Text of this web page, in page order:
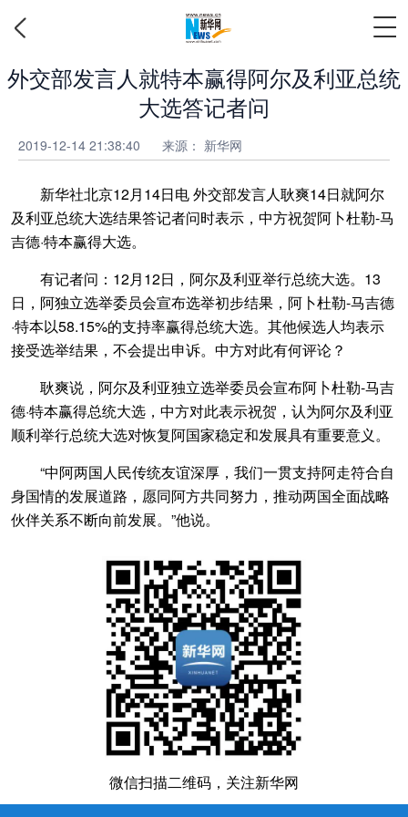
外交部发言人就特本赢得阿尔及利亚总统
大选答记者问
2019-12-14 21:38:40 来源： 新华网
新华社北京12月14日电 外交部发言人耿爽14日就阿尔
及利亚总统大选结果答记者问时表示，中方祝贺阿卜杜勒-马
吉德·特本赢得大选。
有记者问：12月12日，阿尔及利亚举行总统大选。13
日，阿独立选举委员会宣布选举初步结果，阿卜杜勒-马吉德
·特本以58.15%的支持率赢得总统大选。其他候选人均表示
接受选举结果，不会提出申诉。中方对此有何评论？
耿爽说，阿尔及利亚独立选举委员会宣布阿卜杜勒-马吉
德·特本赢得总统大选，中方对此表示祝贺，认为阿尔及利亚
顺利举行总统大选对恢复阿国家稳定和发展具有重要意义。
“中阿两国人民传统友谊深厚，我们一贯支持阿走符合自
身国情的发展道路，愿同阿方共同努力，推动两国全面战略
伙伴关系不断向前发展。”他说。
微信扫描二维码，关注新华网